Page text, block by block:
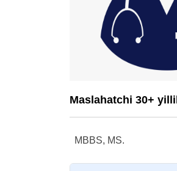
Maslahatchi 30+
MBBS, MS.